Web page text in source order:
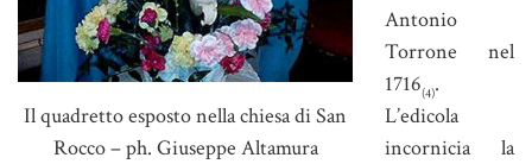
Il quadretto esposto nella chiesa di San
Rocco – ph. Giuseppe Altamura
Antonio
Torrone nel
1716(4).
L’edicola
incornicia la